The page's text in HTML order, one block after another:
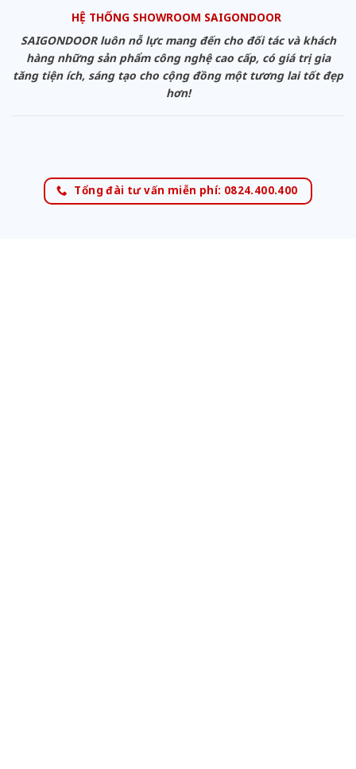
HỆ THỐNG SHOWROOM SAIGONDOOR
SAIGONDOOR luôn nỗ lực mang đến cho đối tác và khách
hàng những sản phẩm công nghệ cao cấp, có giá trị gia
tăng tiện ích, sáng tạo cho cộng đồng một tương lai tốt đẹp
hơn!
Tổng đài tư vấn miễn phí: 0824.400.400